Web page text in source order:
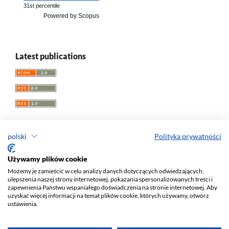
polski Polityka prywatności
Używamy plików cookie
Możemy je zamieścić w celu analizy danych dotyczących odwiedzających,
ulepszenia naszej strony internetowej, pokazania spersonalizowanych treści i
zapewnienia Państwu wspaniałego doświadczenia na stronie internetowej. Aby
uzyskać więcej informacji na temat plików cookie, których używamy, otwórz
ustawienia.
31st percentile
Powered by Scopus
Latest publications
Przegląd Socjologii Jakościowej
e-ISSN 1733-8069
Redaktor naczelny: Krzysztof Tomasz Konecki
Wydawca: Wydawnictwo Uniwersytetu Łódzkiego (www)